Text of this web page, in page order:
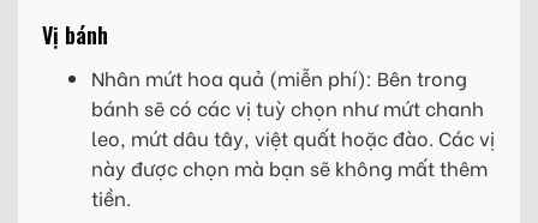
Vị bánh
Nhân mứt hoa quả (miễn phí): Bên trong
bánh sẽ có các vị tuỳ chọn như mứt chanh
leo, mứt dâu tây, việt quất hoặc đào. Các vị
này được chọn mà bạn sẽ không mất thêm
tiền.